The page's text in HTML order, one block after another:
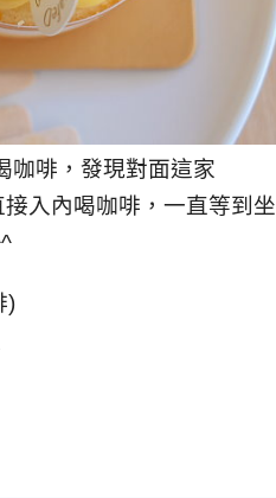
咖啡，發現對面這家
入內喝咖啡，一直等到坐
)